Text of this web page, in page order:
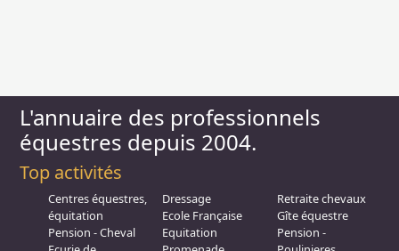
L'annuaire des professionnels
équestres depuis 2004.
Top activités
Centres équestres,
équitation
Pension - Cheval
Dressage
Ecole Française
Equitation
Retraite chevaux
Gîte équestre
Pension -